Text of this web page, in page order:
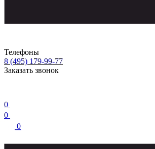
Телефоны
8 (495) 179-99-77
Заказать звонок
0
0
0